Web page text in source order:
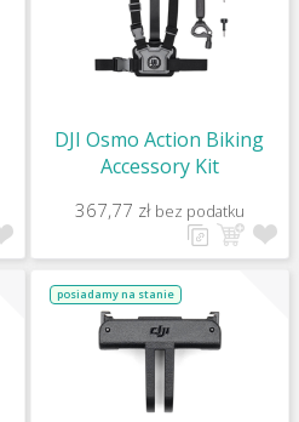
DJI Osmo Action Biking
Accessory Kit
367,77 zł bez podatku
posiadamy na stanie